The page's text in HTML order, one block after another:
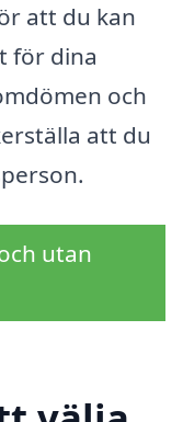
att du kan
för dina
och
att du
utan